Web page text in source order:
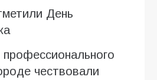
День
чествовали